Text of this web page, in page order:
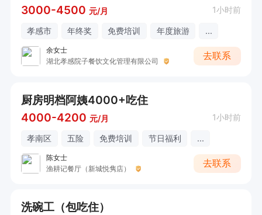
3000-4500 元/月 1小时前
孝感市 年终奖 免费培训 年度旅游 ...
余女士
湖北孝感院子餐饮文化管理有限公司
去联系
厨房明档阿姨4000+吃住
4000-4200 元/月 1小时前
孝南区 五险 免费培训 节日福利 ...
陈女士
渔耕记餐厅（新城悦隽店）
去联系
洗碗工（包吃住）